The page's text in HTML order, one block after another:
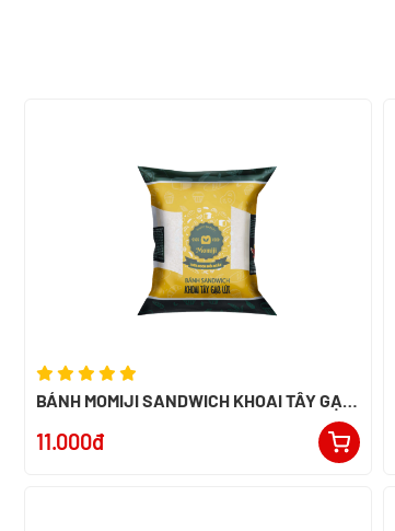
BÁNH MOMIJI SANDWICH KHOAI TÂY GẠO
11.000đ